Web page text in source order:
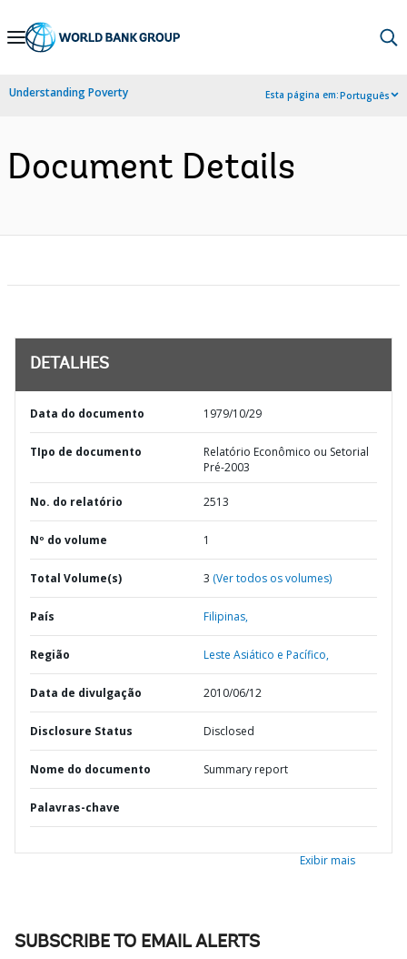
Skip
Navigation
Understanding Poverty Esta página em:Português
Document Details
DETALHES
Data do documento 1979/10/29
TIpo de documento
Relatório Econômico ou Setorial
Pré-2003
No. do relatório 2513
Nº do volume 1
Total Volume(s) 3 (Ver todos os volumes)
País Filipinas,
Região Leste Asiático e Pacífico,
Data de divulgação 2010/06/12
Disclosure Status Disclosed
Nome do documento Summary report
Palavras-chave
Exibir mais
SUBSCRIBE TO EMAIL ALERTS